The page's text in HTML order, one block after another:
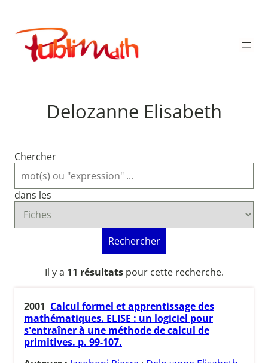
contenu
Publimath
Delozanne Elisabeth
Chercher
dans les
Rechercher
Il y a 11 résultatspour cette recherche.
2001 Calcul formel et apprentissage des
mathématiques. ELISE : un logiciel pour
s'entraîner à une méthode de calcul de
primitives. p. 99-107.